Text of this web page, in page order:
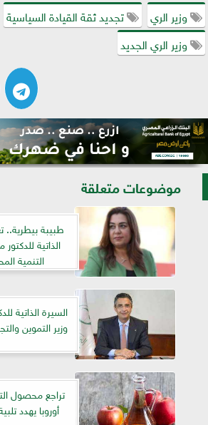
وزير الري
تجديد ثقة القيادة السياسية
وزير الري الجديد
موضوعات متعلقة
طبيبة بيطرية..
الذاتية
التنمية
السيرة الذاتية
وزير التموين
تراجع محصول
أوروبا يهدد